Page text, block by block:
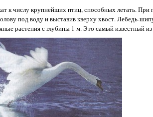
к числу крупнейших птиц, способных летать. При
под воду и выставив кверху хвост. Лебедь-
растения с глубины 1 м. Это самый известный